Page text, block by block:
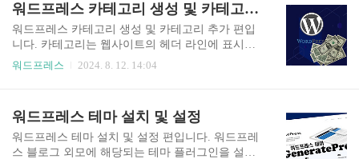
는 워드프레스 웹사이트를 위한 SEO 최적화 플러
그인입니다. 이 플러그인은 다양한 SEO 관련 기능
을 한 곳에서 제공하여, 웹사이트의 검색 엔진 순위
를 향상하는 등 필요한 여러 작업을 보다 효율적으
로 수행할 수 있게 합니다. 랭크매스(Rank Math)
할 수 있는 강력한 도구입..
워드프레스 카테고리 생성 및 카테고리 추가
워드프레스 카테고리 생성 및 카테고리 추가 편입
니다. 카테고리는 웹사이트의 헤더 라인에 표시되
는 글의 장르 목록입니다. 카테고리 추가는 먼저 카
프레스 카테고리 생성은 워드프레스 관리자 페이
지지 글에서 할 수 있습니다. 워드프레스 카테고리
생성 경로는 워드프레스 로그인 > 글 > 카테고리 >
워드프레스 2024. 8. 12. 14:04
워드프레스 테마 설치 및 설정
워드프레스 테마 설치 및 설정 편입니다. 워드프레
스 블로그 외모에 해당되는 테마 플러그인을 설치